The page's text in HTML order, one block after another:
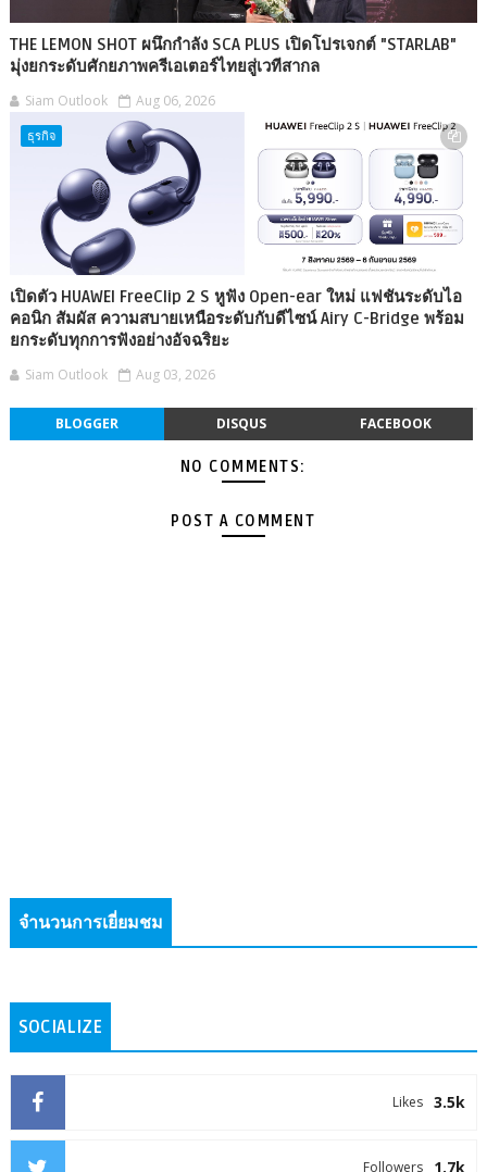
THE LEMON SHOT ผนึกกำลัง SCA PLUS เปิดโปรเจกต์ "STARLAB"
มุ่งยกระดับศักยภาพครีเอเตอร์ไทยสู่เวทีสากล
Siam Outlook Aug 06, 2026
ธุรกิจ
เปิดตัว HUAWEI FreeClip 2 S หูฟัง Open-ear ใหม่ แฟชันระดับไอ
คอนิก สัมผัส ความสบายเหนือระดับกับดีไซน์ Airy C-Bridge พร้อม
ยกระดับทุกการฟังอย่างอัจฉริยะ
Siam Outlook Aug 03, 2026
BLOGGER DISQUS FACEBOOK
NO COMMENTS:
POST A COMMENT
จำนวนการเยี่ยมชม
SOCIALIZE
3.5k
Likes
1.7k
Followers